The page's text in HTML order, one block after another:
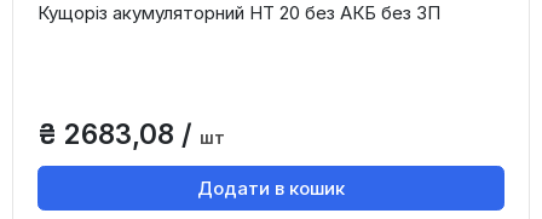
Кущоріз акумуляторний HT 20 без АКБ без ЗП
₴ 2683,08 / шт
Додати в кошик